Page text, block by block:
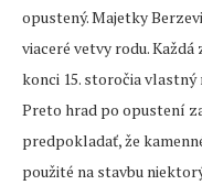
opustený. Majetky
viaceré vetvy rodu.
konci 15. storočia
Preto hrad po opustení
predpokladať, že
použité na stavbu